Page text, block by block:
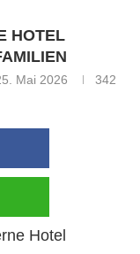
HOTEL
Mai 2026
342
Hotel